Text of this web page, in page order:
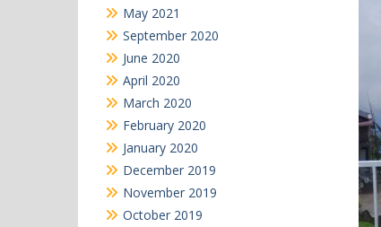
May 2021
September 2020
June 2020
April 2020
March 2020
February 2020
January 2020
December 2019
November 2019
October 2019